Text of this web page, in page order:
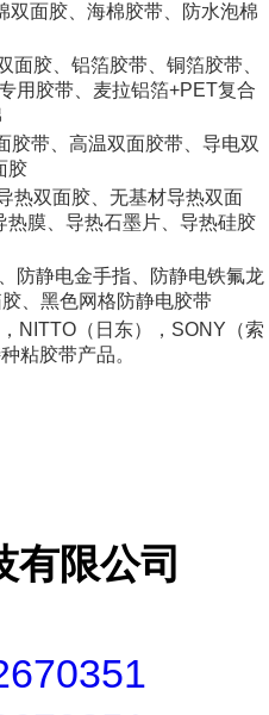
双面胶、海棉胶带、防水泡棉
面胶、铝箔胶带、铜箔胶带、
用胶带、麦拉铝箔+PET复合
胶带、高温双面胶带、导电双
胶
热双面胶、无基材导热双面
热膜、导热石墨片、导热硅胶
防静电金手指、防静电铁氟龙
、黑色网格防静电胶带
NITTO（日东），SONY（索
粘胶带产品。
有限公司